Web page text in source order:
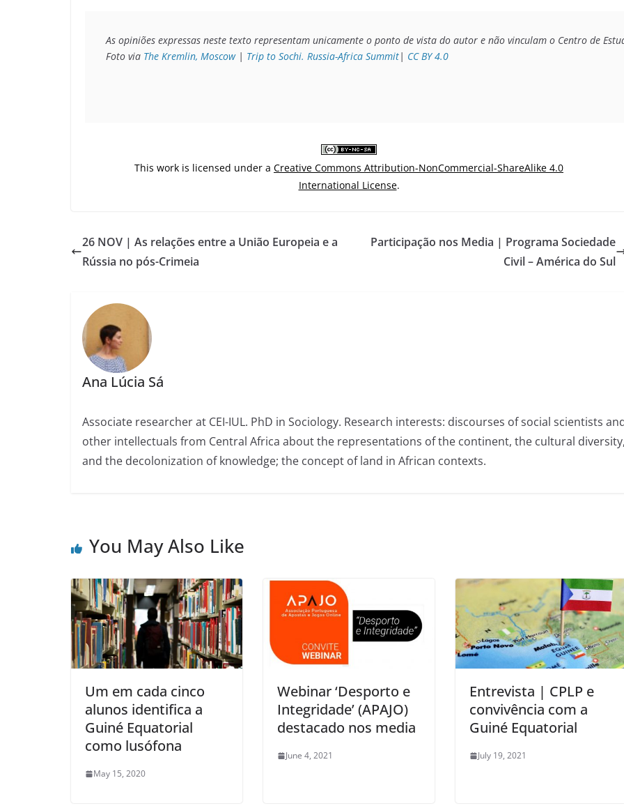
As opiniões expressas neste texto representam unicamente o ponto de vista do autor e não vinculam o Centro de
Foto via The Kremlin, Moscow | Trip to Sochi. Russia-Africa Summit| CC BY 4.0
This work is licensed under a Creative Commons Attribution-NonCommercial-ShareAlike 4.0
International License.
26 NOV | As relações entre a União Europeia e a
Rússia no pós-Crimeia
Participação nos Media | Programa Sociedade
Civil – América do Sul
Ana Lúcia Sá
Associate researcher at CEI-IUL. PhD in Sociology. Research interests: discourses of social scientists
other intellectuals from Central Africa about the representations of the continent, the cultural
and the decolonization of knowledge; the concept of land in African contexts.
You May Also Like
Um em cada cinco
alunos identifica a
Guiné Equatorial
como lusófona
May 15, 2020
Webinar ‘Desporto e
Integridade’ (APAJO)
destacado nos media
June 4, 2021
Entrevista | CPLP e
convivência com a
Guiné Equatorial
July 19, 2021